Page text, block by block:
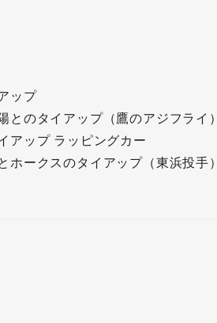
ップ
のタイアップ（鷹のアジフライ）
アップ ラッピングカー
ークスのタイアップ（東浜投手）